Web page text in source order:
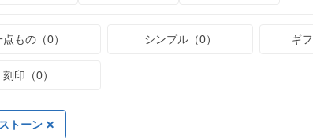
点もの（0） シンプル（0） ギ
刻印（0）
トーン